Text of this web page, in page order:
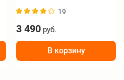
19
3 490 руб.
В корзину